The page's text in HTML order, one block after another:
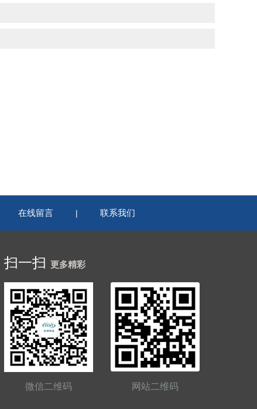
在线留言 | 联系我们
扫一扫 更多精彩
微信二维码 网站二维码